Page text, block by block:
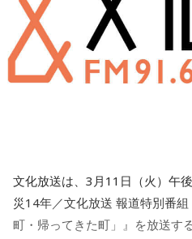
そして韓国からこの日のために
会場の空気を変えオルタナテ
本氏は、ニューヨークの自宅で
NEONのライヴをテレビで目撃
がある」とすぐに検索。同年夏
のファン・ソユンと、ベーシス
てサポートドラマーのキム・ヒ
爆音で鳴り響くギターのリフと
るようにのり、軽快なグルーヴ
1987（昭和62）年7月17日、
原裕次郎は俳優として、映画、
て至高のシンガーとして、生涯
原裕次郎の知られざるエピソー
返る。
文化放送は、3月11日（火）午
災14年／文化放送 報道特別番
町・帰ってきた町」』を放送する